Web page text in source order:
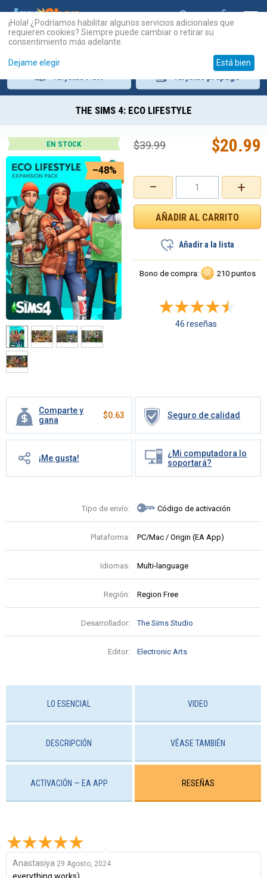
THE SIMS 4: ECO LIFESTYLE
EN STOCK
–48%
Comparte y
gana
$0.63 Seguro de calidad
¡Me gusta!
¿Mi computadora lo
soportará?
Tipo de envío: Código de activación
Plataforma: PC/Mac / Origin (EA App)
Idiomas: Multi-language
Región: Region Free
Desarrollador: The Sims Studio
Editor: Electronic Arts
+
−
$20.99
$39.99
Añadir a la lista
Bono de compra: 210 puntos
46 reseñas
LO ESENCIAL VIDEO
DESCRIPCIÓN VÉASE TAMBIÉN
ACTIVACIÓN — EA APP RESEÑAS
Anastasiya 29 Agosto, 2024
everything works)
¡Hola! ¿Podríamos habilitar algunos servicios adicionales que
requieren cookies? Siempre puede cambiar o retirar su
consentimiento más adelante.
Dejame elegir Está bien